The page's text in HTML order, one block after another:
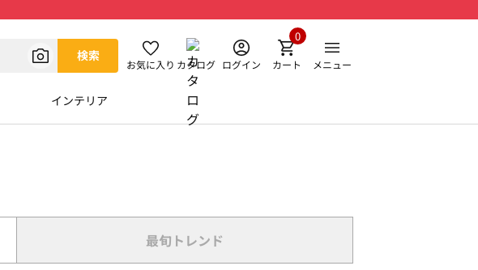
検索
お気に入り カタログ ログイン カート
0
メニュー
インテリア
最旬トレンド